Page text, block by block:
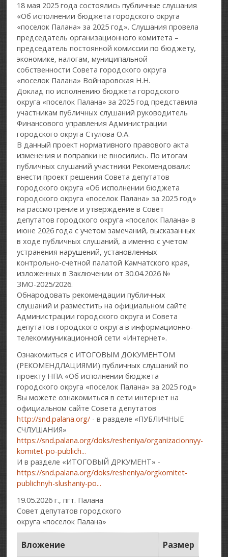
18 мая 2025 года состоялись публичные слушания
«Об исполнении бюджета городского округа
«поселок Палана» за 2025 год». Слушания провела
председатель организационного комитета –
председатель постоянной комиссии по бюджету,
экономике, налогам, муниципальной
собственности Совета городского округа
«поселок Палана» Войнаровская Н.Н.
Доклад по исполнению бюджета городского
округа «поселок Палана» за 2025 год представила
участникам публичных слушаний руководитель
Финансового управления Администрации
городского округа Стулова О.А.
В данный проект нормативного правового акта
изменения и поправки не вносились. По итогам
публичных слушаний участники Рекомендовали:
внести проект решения Совета депутатов
городского округа «Об исполнении бюджета
городского округа «поселок Палана» за 2025 год»
на рассмотрение и утверждение в Совет
депутатов городского округа «поселок Палана» в
июне 2026 года с учетом замечаний, высказанных
в ходе публичных слушаний, а именно с учетом
устранения нарушений, установленных
контрольно-счетной палатой Камчатского края,
изложенных в Заключении от 30.04.2026 №
ЗМО-2025/2026.
Обнародовать рекомендации публичных
слушаний и разместить на официальном сайте
Администрации городского округа и Совета
депутатов городского округа в информационно-
телекоммуникационной сети «Интернет».
Ознакомиться с ИТОГОВЫМ ДОКУМЕНТОМ
(РЕКОМЕНДЛАЦИЯМИ) публичных слушаний по
проекту НПА «Об исполнении бюджета
городского округа «поселок Палана» за 2025 год»
Вы можете ознакомиться в сети интернет на
официальном сайте Совета депутатов
http://snd.palana.org/ - в разделе «ПУБЛИЧНЫЕ
СЧЛУШАНИЯ»
https://snd.palana.org/doks/resheniya/organizacionnyy-
komitet-po-publich...
И в разделе «ИТОГОВЫЙ ДРКУМЕНТ» -
https://snd.palana.org/doks/resheniya/orgkomitet-
publichnyh-slushaniy-po...
19.05.2026 г., пгт. Палана
Совет депутатов городского
округа «поселок Палана»
Вложение Размер